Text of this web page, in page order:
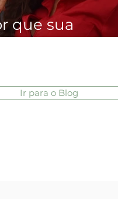
que sua
é
Ir para o Blog